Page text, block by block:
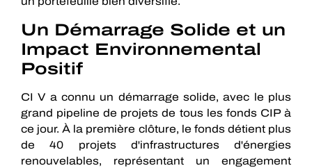
Un Démarrage Solide et un
Impact Environnemental
Positif
CI V a connu un démarrage solide, avec le plus
grand pipeline de projets de tous les fonds CIP à
ce jour. À la première clôture, le fonds détient plus
de 40 projets d'infrastructures d'énergies
renouvelables, représentant un engagement